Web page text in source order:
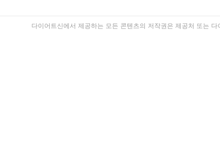
다이어트신에서 제공하는 모든 콘텐츠의 저작권은 제공처 또는